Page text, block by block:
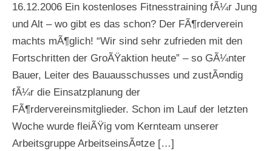
16.12.2006 Ein kostenloses Fitnesstraining fÃ¼r Jung
und Alt – wo gibt es das schon? Der FÃ¶rderverein
machts mÃ¶glich! “Wir sind sehr zufrieden mit den
Fortschritten der GroÃŸaktion heute” – so GÃ¼nter
Bauer, Leiter des Bauausschusses und zustÃ¤ndig
fÃ¼r die Einsatzplanung der
FÃ¶rdervereinsmitglieder. Schon im Lauf der letzten
Woche wurde fleiÃŸig vom Kernteam unserer
Arbeitsgruppe ArbeitseinsÃ¤tze […]